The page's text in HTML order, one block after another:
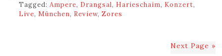
Tagged:Ampere, Drangsal, Harieschaim, Konzert,
Live,München, Review,Zores
Next Page »